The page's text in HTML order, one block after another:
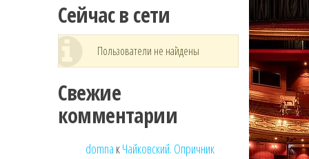
Сейчас в сети
Пользователи не найдены
Свежие
комментарии
domna кЧайковский. Опричник